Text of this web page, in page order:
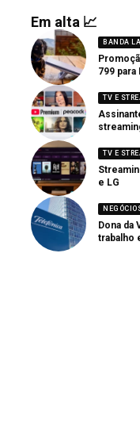
Em alta 📈
BANDA
799 para
TV E
TV E
e LG
Dona da
trabalho